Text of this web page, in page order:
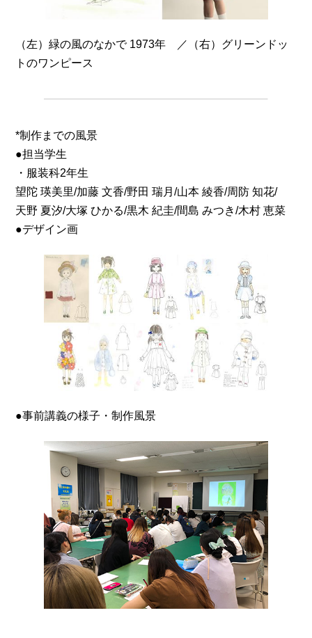
（左）緑の風のなかで 1973年 ／（右）グリーンドッ
トのワンピース
*制作までの風景
●担当学生
・服装科2年生
望陀 瑛美里/加藤 文香/野田 瑞月/山本 綾香/周防 知花/
天野 夏汐/大塚 ひかる/黒木 紀圭/間島 みつき/木村 恵菜
●デザイン画
●事前講義の様子・制作風景